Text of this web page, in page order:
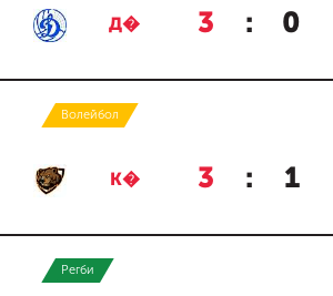
Д� 3 : 0
Волейбол
К� 3 : 1
Регби